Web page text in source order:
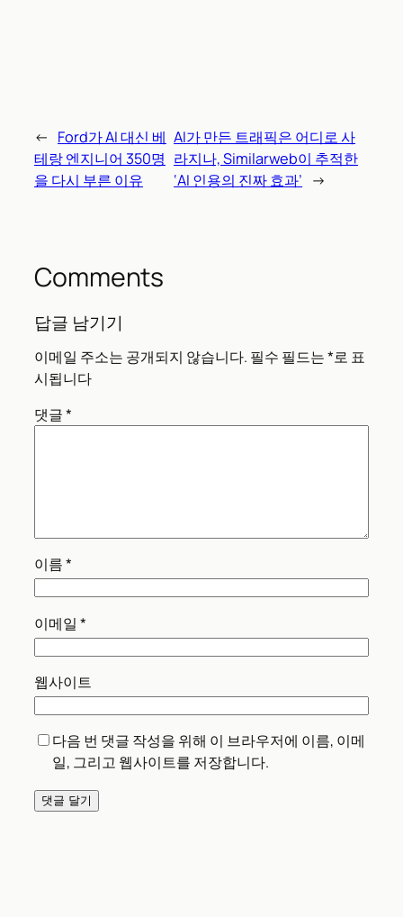
← Ford가 AI 대신 베
테랑 엔지니어 350명
을 다시 부른 이유
AI가 만든 트래픽은 어디로 사
라지나, Similarweb이 추적한
‘AI 인용의 진짜 효과’ →
Comments
답글 남기기
이메일 주소는 공개되지 않습니다. 필수 필드는*로 표
시됩니다
댓글*
이름*
이메일 *
웹사이트
다음 번 댓글 작성을 위해 이 브라우저에 이름, 이메
일, 그리고 웹사이트를 저장합니다.